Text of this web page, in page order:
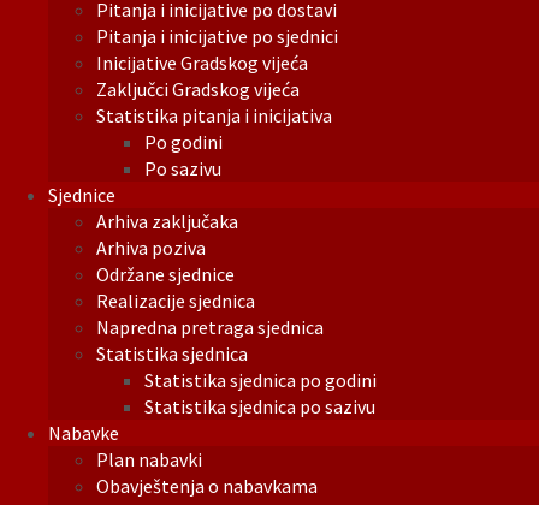
Pitanja i inicijative po dostavi
Pitanja i inicijative po sjednici
Inicijative Gradskog vijeća
Zaključci Gradskog vijeća
Statistika pitanja i inicijativa
Po godini
Po sazivu
Sjednice
Arhiva zaključaka
Arhiva poziva
Održane sjednice
Realizacije sjednica
Napredna pretraga sjednica
Statistika sjednica
Statistika sjednica po godini
Statistika sjednica po sazivu
Nabavke
Plan nabavki
Obavještenja o nabavkama